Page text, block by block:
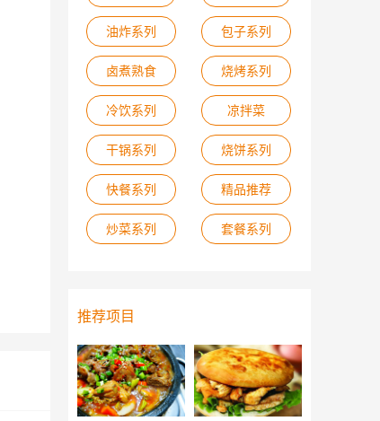
油炸系列 包子系列
卤煮熟食 烧烤系列
冷饮系列 凉拌菜
干锅系列 烧饼系列
快餐系列 精品推荐
炒菜系列 套餐系列
推荐项目